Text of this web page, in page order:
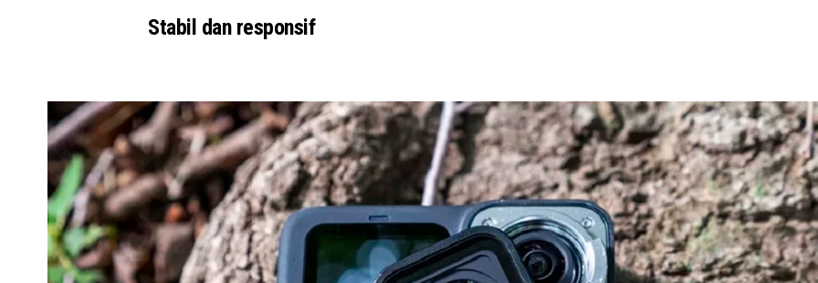
Stabil dan responsif